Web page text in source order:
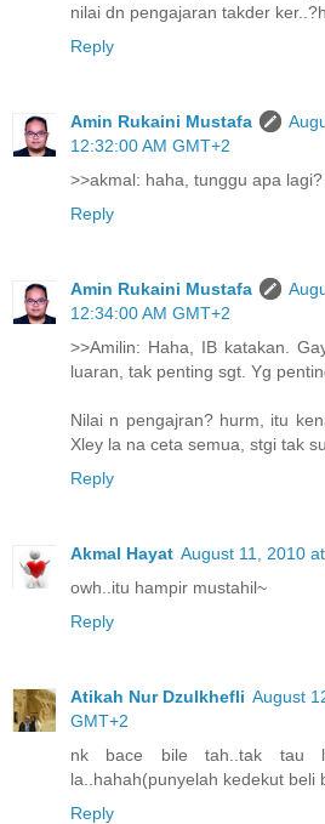
nilai dn pengajaran takder
Reply
Amin Rukaini Mustafa
12:32:00 AM GMT+2
>>akmal: haha, tunggu apa
Reply
Amin Rukaini Mustafa
12:34:00 AM GMT+2
>>Amilin: Haha, IB katakan.
luaran, tak penting sgt. Yg
Nilai n pengajran? hurm, itu
Xley la na ceta semua, stgi tak
Reply
Akmal Hayat August 11, 2010
owh..itu hampir mustahil~
Reply
Atikah Nur Dzulkhefli August
GMT+2
nk bace bile tah..tak tau
la..hahah(punyelah kedekut beli
Reply